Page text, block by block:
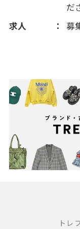
2010(27)
だ
求人
募
トレ